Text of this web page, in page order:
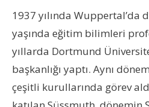
1937 yılında Wuppertal’da
yaşında eğitim bilimleri
yıllarda Dortmund
başkanlığı yaptı. Aynı
çeşitli kurullarında görev